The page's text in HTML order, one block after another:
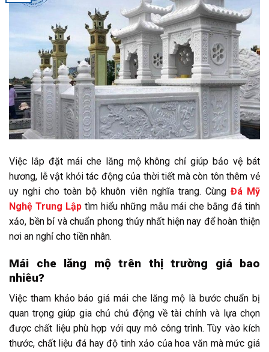
Việc lắp đặt mái che lăng mộ không chỉ giúp bảo vệ bát
hương, lễ vật khỏi tác động của thời tiết mà còn tôn thêm vẻ
uy nghi cho toàn bộ khuôn viên nghĩa trang. Cùng Đá Mỹ
Nghệ Trung Lập tìm hiểu những mẫu mái che bằng đá tinh
xảo, bền bỉ và chuẩn phong thủy nhất hiện nay để hoàn thiện
nơi an nghỉ cho tiền nhân.
Mái che lăng mộ trên thị trường giá bao
nhiêu?
Việc tham khảo báo giá mái che lăng mộ là bước chuẩn bị
quan trọng giúp gia chủ chủ động về tài chính và lựa chọn
được chất liệu phù hợp với quy mô công trình. Tùy vào kích
thước, chất liệu đá hay độ tinh xảo của hoa văn mà mức giá